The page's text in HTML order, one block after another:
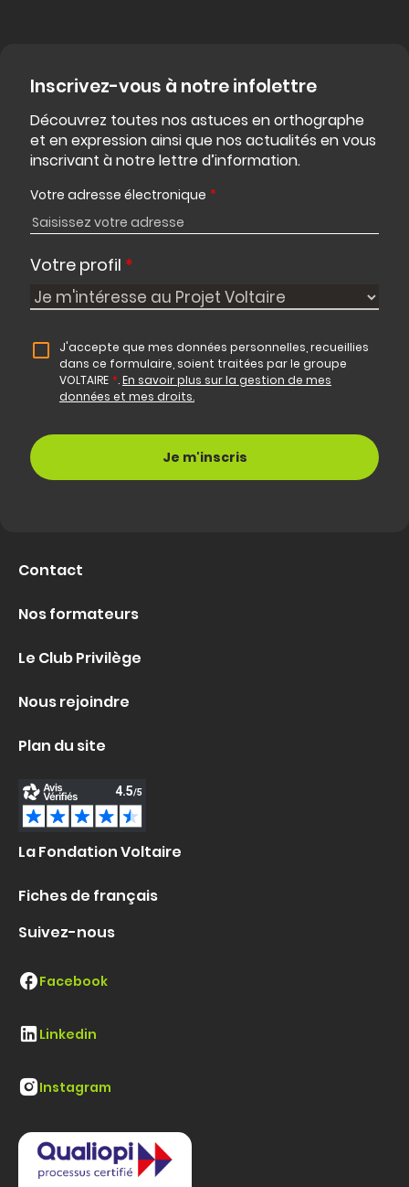
Inscrivez-vous à notre infolettre
Découvrez toutes nos astuces en orthographe
et en expression ainsi que nos actualités en vous
inscrivant à notre lettre d’information.
Votre adresse électronique *
Votre profil *
J'accepte que mes données personnelles, recueillies
dans ce formulaire, soient traitées par le groupe
VOLTAIRE *.En savoir plus sur la gestion de mes
données et mes droits.
Contact
Nos formateurs
Le Club Privilège
Nous rejoindre
Plan du site
La Fondation Voltaire
Fiches de français
Suivez-nous
Facebook
Linkedin
Instagram